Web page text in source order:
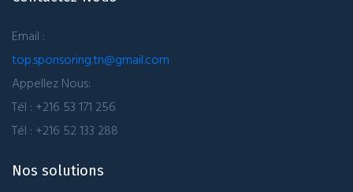
Email :
top.sponsoring.tn@gmail.com
Appellez Nous:
Tél : +216 53 171 256
Tél : +216 52 133 288
Nos solutions